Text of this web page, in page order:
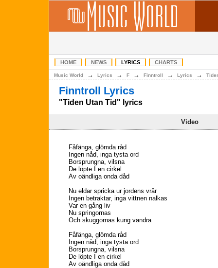
HOME NEWS LYRICS CHARTS
Music World → Lyrics → F → Finntroll → Lyrics →
Finntroll Lyrics
"Tiden Utan Tid" lyrics
Video
Fåfänga, glömda råd
Ingen nåd, inga tysta ord
Borsprungna, vilsna
De löpte I en cirkel
Av oändliga onda dåd
Nu eldar spricka ur jordens vrår
Ingen betraktar, inga vittnen nalkas
Var en gång liv
Nu springornas
Och skuggornas kung vandra
Fåfänga, glömda råd
Ingen nåd, inga tysta ord
Borsprungna, vilsna
De löpte I en cirkel
Av oändliga onda dåd